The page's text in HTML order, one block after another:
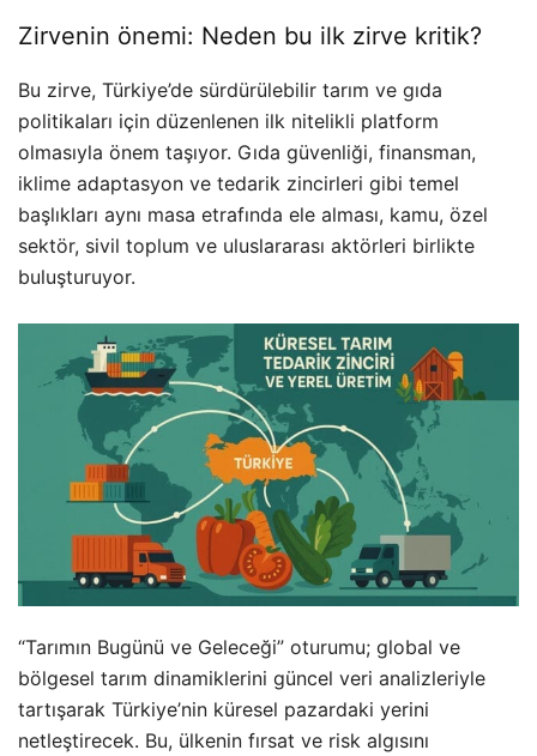
Zirvenin önemi: Neden bu ilk zirve kritik?
Bu zirve, Türkiye’de sürdürülebilir tarım ve gıda
politikaları için düzenlenen ilk nitelikli platform
olmasıyla önem taşıyor. Gıda güvenliği, finansman,
iklime adaptasyon ve tedarik zincirleri gibi temel
başlıkları aynı masa etrafında ele alması, kamu, özel
sektör, sivil toplum ve uluslararası aktörleri birlikte
buluşturuyor.
“Tarımın Bugünü ve Geleceği” oturumu; global ve
bölgesel tarım dinamiklerini güncel veri analizleriyle
tartışarak Türkiye’nin küresel pazardaki yerini
netleştirecek. Bu, ülkenin fırsat ve risk algısını